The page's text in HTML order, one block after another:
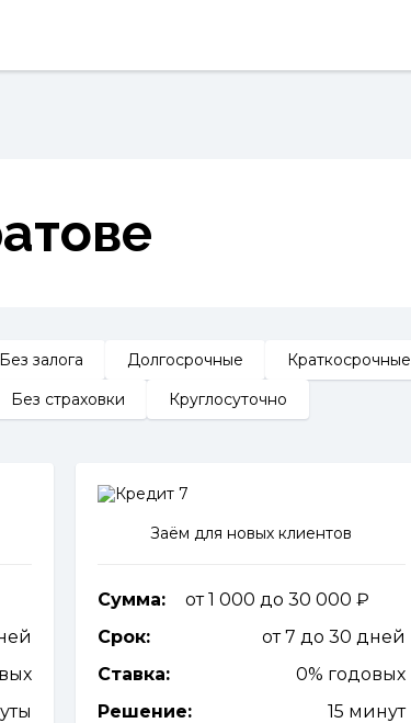
Без залога Долгосрочные Краткосрочные
Без страховки Круглосуточно
Заём для новых клиентов
Сумма:
от 1 000 до 30 000
Срок:
от 7 до 30 дней
Ставка:
0% годовых
Решение:
15 минут